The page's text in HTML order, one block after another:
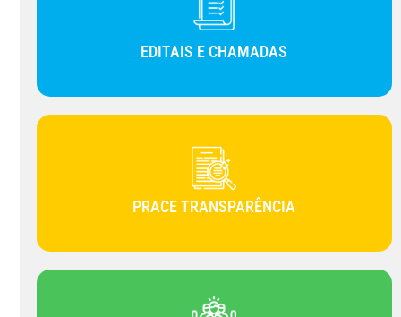
EDITAIS E CHAMADAS
PRACE TRANSPARÊNCIA